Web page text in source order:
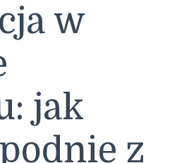
w
jak
z